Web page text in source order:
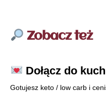
Zobacz też
Dołącz do
Gotujesz keto / low carb i